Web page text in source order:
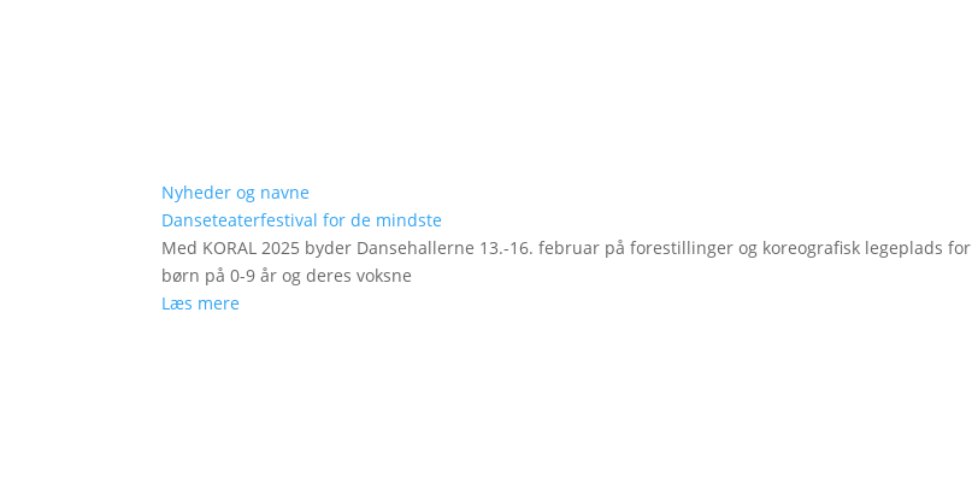
Nyheder og navne
Danseteaterfestival for de mindste
Med KORAL 2025 byder Dansehallerne 13.-16. februar på forestillinger og koreografisk legeplads for
børn på 0-9 år og deres voksne
Læs mere